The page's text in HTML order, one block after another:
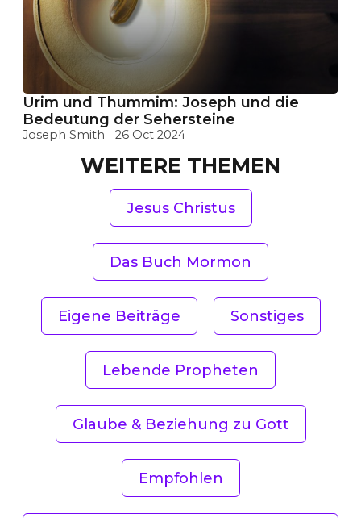
Urim und Thummim: Joseph und die
Bedeutung der Sehersteine
Joseph Smith 26 Oct 2024
WEITERE THEMEN
Jesus Christus
Das Buch Mormon
Eigene Beiträge Sonstiges
Lebende Propheten
Glaube & Beziehung zu Gott
Empfohlen